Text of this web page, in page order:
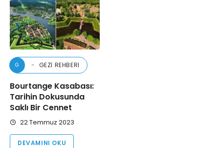
G GEZI REHBERI
Bourtange Kasabası:
Tarihin Dokusunda
Saklı Bir Cennet
22 Temmuz 2023
DEVAMINI OKU